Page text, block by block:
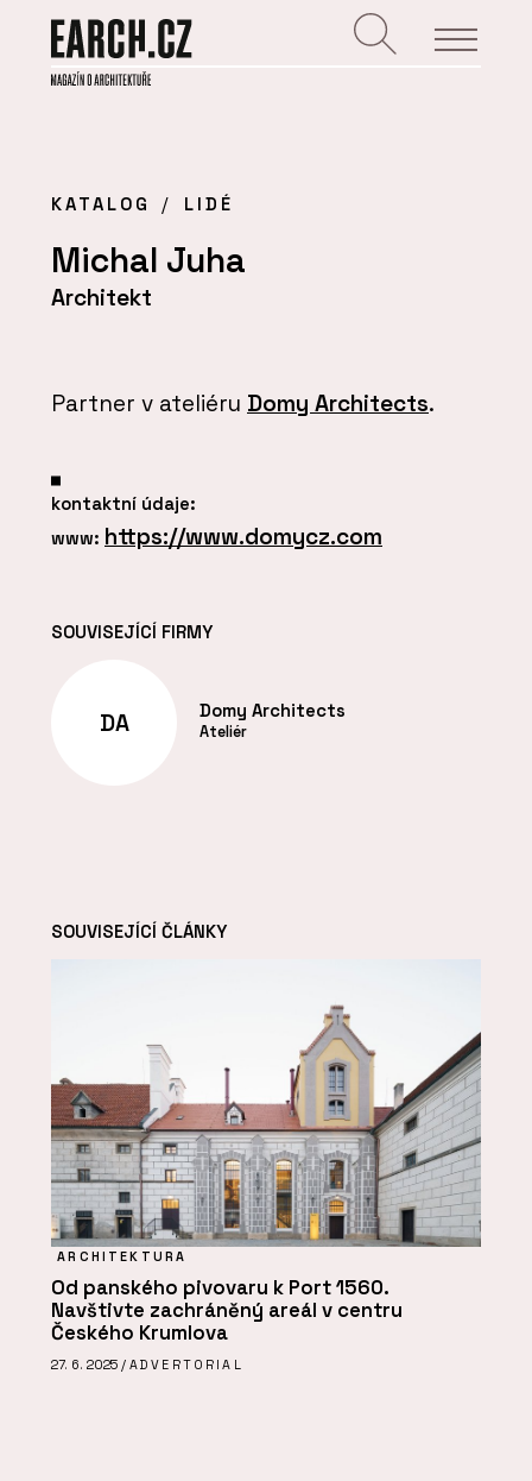
KATALOG LIDÉ
Michal Juha
Architekt
Partner v ateliéru Domy Architects.
kontaktní údaje:
www: https://www.domycz.com
SOUVISEJÍCÍ FIRMY
DA Domy Architects
Ateliér
SOUVISEJÍCÍ ČLÁNKY
ARCHITEKTURA
Od panského pivovaru k Port 1560.
Navštivte zachráněný areál v centru
Českého Krumlova
27. 6. 2025 / ADVERTORIAL